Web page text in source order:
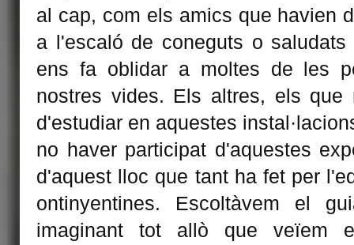
al cap, com els amics que havien
a l'escaló de coneguts o
ens fa oblidar a moltes de les
nostres vides. Els altres, els que
d'estudiar en aquestes
no haver participat d'aquestes
d'aquest lloc que tant ha fet per
ontinyentines. Escoltàvem el
imaginant tot allò que veïem